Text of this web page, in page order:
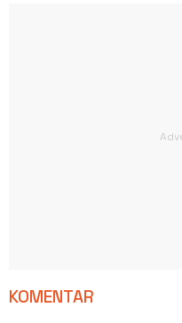
KOMENTAR